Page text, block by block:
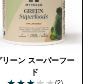
リーン スーパーフー
ド